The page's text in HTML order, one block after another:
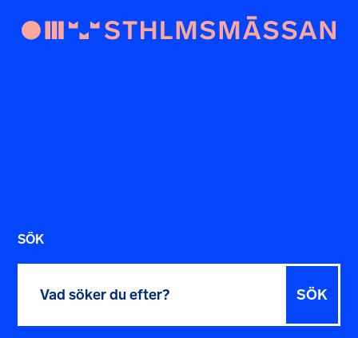
SÖK
efter: